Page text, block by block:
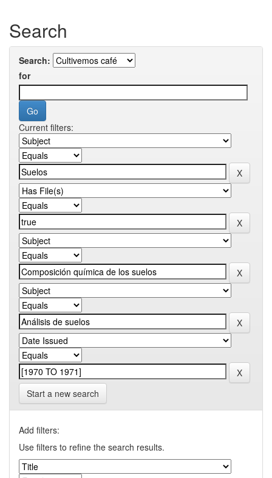
Search
Search:
for
Current filters:
Start a new search
Add filters:
Use filters to refine the search results.